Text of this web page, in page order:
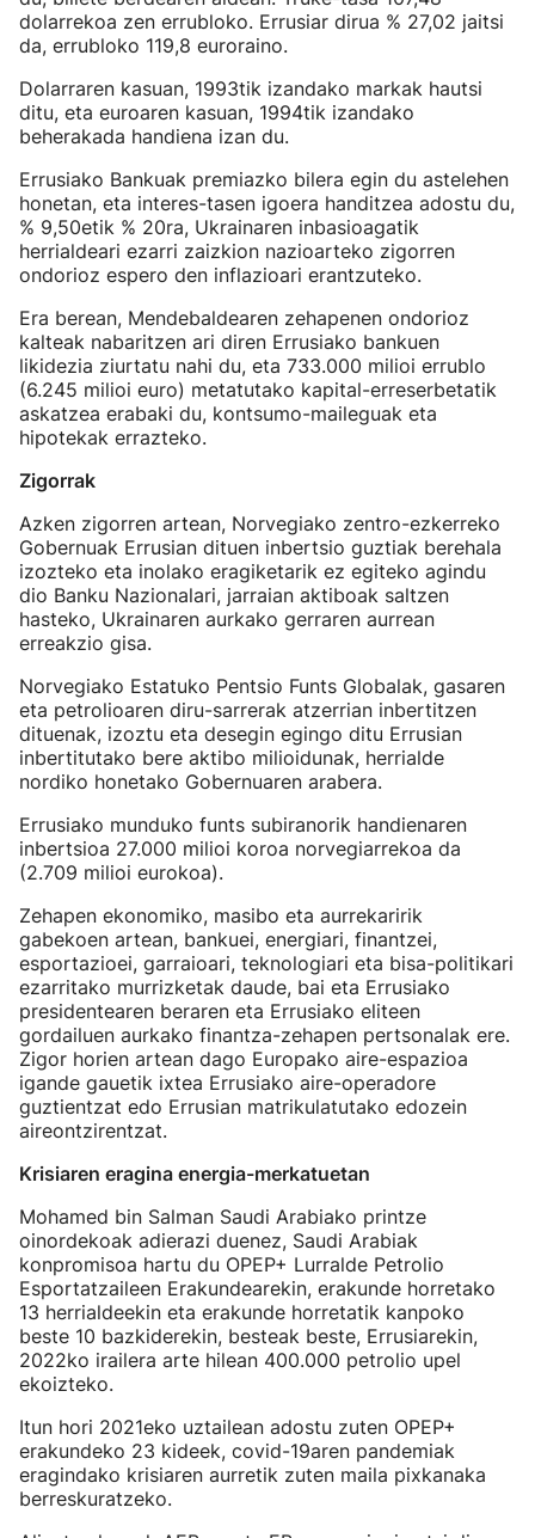
dolarrekoa zen errubloko. Errusiar dirua % 27,02 jaitsi
da, errubloko 119,8 euroraino.
Dolarraren kasuan, 1993tik izandako markak hautsi
ditu, eta euroaren kasuan, 1994tik izandako
beherakada handiena izan du.
Errusiako Bankuak premiazko bilera egin du astelehen
honetan, eta interes-tasen igoera handitzea adostu du,
% 9,50etik % 20ra, Ukrainaren inbasioagatik
herrialdeari ezarri zaizkion nazioarteko zigorren
ondorioz espero den inflazioari erantzuteko.
Era berean, Mendebaldearen zehapenen ondorioz
kalteak nabaritzen ari diren Errusiako bankuen
likidezia ziurtatu nahi du, eta 733.000 milioi errublo
(6.245 milioi euro) metatutako kapital-erreserbetatik
askatzea erabaki du, kontsumo-maileguak eta
hipotekak errazteko.
Zigorrak
Azken zigorren artean, Norvegiako zentro-ezkerreko
Gobernuak Errusian dituen inbertsio guztiak berehala
izozteko eta inolako eragiketarik ez egiteko agindu
dio Banku Nazionalari, jarraian aktiboak saltzen
hasteko, Ukrainaren aurkako gerraren aurrean
erreakzio gisa.
Norvegiako Estatuko Pentsio Funts Globalak, gasaren
eta petrolioaren diru-sarrerak atzerrian inbertitzen
dituenak, izoztu eta desegin egingo ditu Errusian
inbertitutako bere aktibo milioidunak, herrialde
nordiko honetako Gobernuaren arabera.
Errusiako munduko funts subiranorik handienaren
inbertsioa 27.000 milioi koroa norvegiarrekoa da
(2.709 milioi eurokoa).
Zehapen ekonomiko, masibo eta aurrekaririk
gabekoen artean, bankuei, energiari, finantzei,
esportazioei, garraioari, teknologiari eta bisa-politikari
ezarritako murrizketak daude, bai eta Errusiako
presidentearen beraren eta Errusiako eliteen
gordailuen aurkako finantza-zehapen pertsonalak ere.
Zigor horien artean dago Europako aire-espazioa
igande gauetik ixtea Errusiako aire-operadore
guztientzat edo Errusian matrikulatutako edozein
aireontzirentzat.
Krisiaren eragina energia-merkatuetan
Mohamed bin Salman Saudi Arabiako printze
oinordekoak adierazi duenez, Saudi Arabiak
konpromisoa hartu du OPEP+ Lurralde Petrolio
Esportatzaileen Erakundearekin, erakunde horretako
13 herrialdeekin eta erakunde horretatik kanpoko
beste 10 bazkiderekin, besteak beste, Errusiarekin,
2022ko irailera arte hilean 400.000 petrolio upel
ekoizteko.
Itun hori 2021eko uztailean adostu zuten OPEP+
erakundeko 23 kideek, covid-19aren pandemiak
eragindako krisiaren aurretik zuten maila pixkanaka
berreskuratzeko.